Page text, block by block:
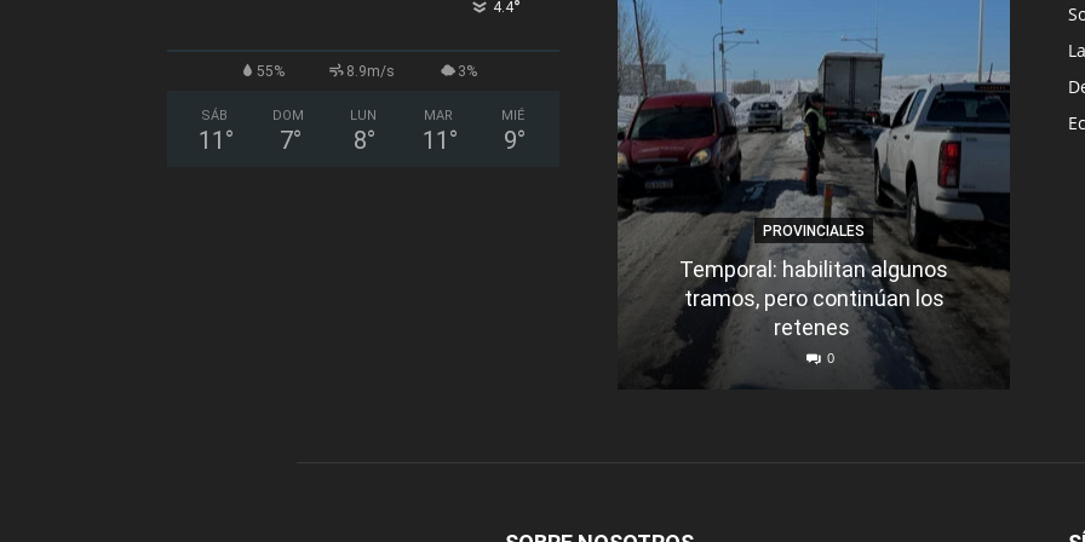
4.4°
55% 8.9m/s 3%
SÁB
11 °
DOM
7°
LUN
8°
MAR
11 °
MIÉ
9°
PROVINCIALES
Temporal: habilitan algunos
tramos, pero continúan los
retenes
0